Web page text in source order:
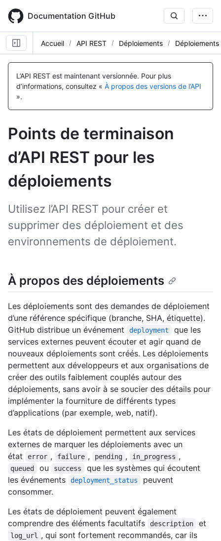
main
content
Documentation GitHub
Accueil API REST Déploiements Déploiements
L’API REST est maintenant versionnée. Pour plus
d’informations, consultez « À propos des versions de l’API
».
Points de terminaison
d’API REST pour les
déploiements
Utilisez l’API REST pour créer et
supprimer des déploiement et des
environnements de déploiement.
À propos des déploiements
Les déploiements sont des demandes de déploiement
d’une référence spécifique (branche, SHA, étiquette).
GitHub distribue un événement
deployment
que les
services externes peuvent écouter et agir quand de
nouveaux déploiements sont créés. Les déploiements
permettent aux développeurs et aux organisations de
créer des outils faiblement couplés autour des
déploiements, sans avoir à se soucier des détails pour
implémenter la fourniture de différents types
d’applications (par exemple, web, natif).
Les états de déploiement permettent aux services
externes de marquer les déploiements avec un
état
error , failure , pending , in_progress ,
queued ou success
que les systèmes qui écoutent
les événements
deployment_status
peuvent
consommer.
Les états de déploiement peuvent également
comprendre des éléments facultatifs
description et
log_url
, qui sont fortement recommandés, car ils
Nom, Type,
Description
Nom, Type,
Description
Nom, Type,
Description
Nom, Type,
Description
Nom, Type,
Description
Nom, Type,
Description
Nom, Type,
Description
Nom, Type,
Description
Nom, Type,
Description
Nom, Type,
Description